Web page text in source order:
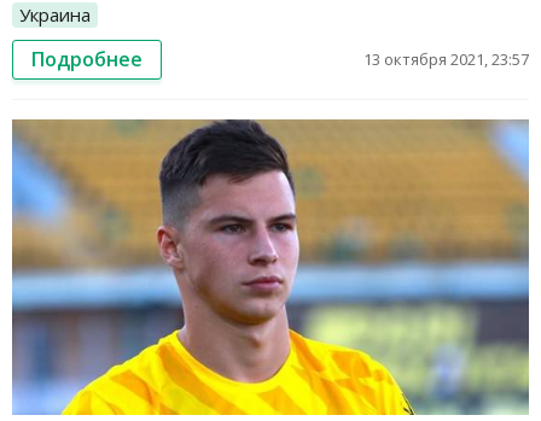
Украина
Подробнее 13 октября 2021, 23:57